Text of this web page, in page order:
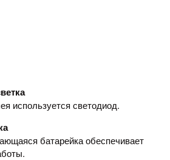
используется светодиод.
батарейка обеспечивает